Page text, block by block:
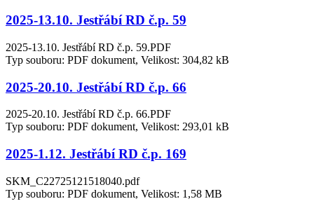
2025-13.10. Jestřábí RD č.p. 59
2025-13.10. Jestřábí RD č.p. 59.PDF
Typ souboru: PDF dokument, Velikost: 304,82 kB
2025-20.10. Jestřábí RD č.p. 66
2025-20.10. Jestřábí RD č.p. 66.PDF
Typ souboru: PDF dokument, Velikost: 293,01 kB
2025-1.12. Jestřábí RD č.p. 169
SKM_C22725121518040.pdf
Typ souboru: PDF dokument, Velikost: 1,58 MB